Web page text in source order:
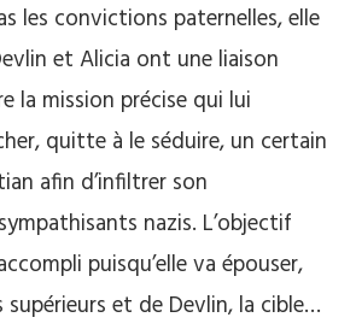
les convictions paternelles, elle
et Alicia ont une liaison
la mission précise qui lui
quitte à le séduire, un certain
afin d’infiltrer son
nazis. L’objectif
puisqu’elle va épouser,
supérieurs et de Devlin, la cible…